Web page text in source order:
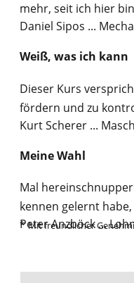
mehr, seit ich hier
Daniel Sipos ...
Weiß, was ich kann
Dieser Kurs
fördern und zu
Kurt Scherer ...
Meine Wahl
Mal
kennen gelernt
Peter Anzböck...
* Mit freundlicher